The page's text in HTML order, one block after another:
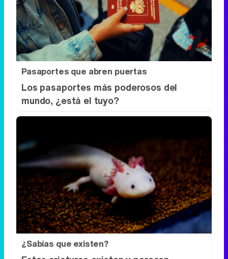
Pasaportes que abren puertas
Los pasaportes más poderosos del
mundo, ¿está el tuyo?
¿Sabías que existen?